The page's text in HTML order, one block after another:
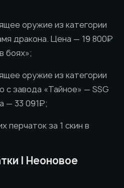
оружие из категории
дракона. Цена — 19 800₽
боях»;
оружие из категории
с завода «Тайное» — SSG
— 33 091₽;
перчаток за 1 скин в
| Неоновое